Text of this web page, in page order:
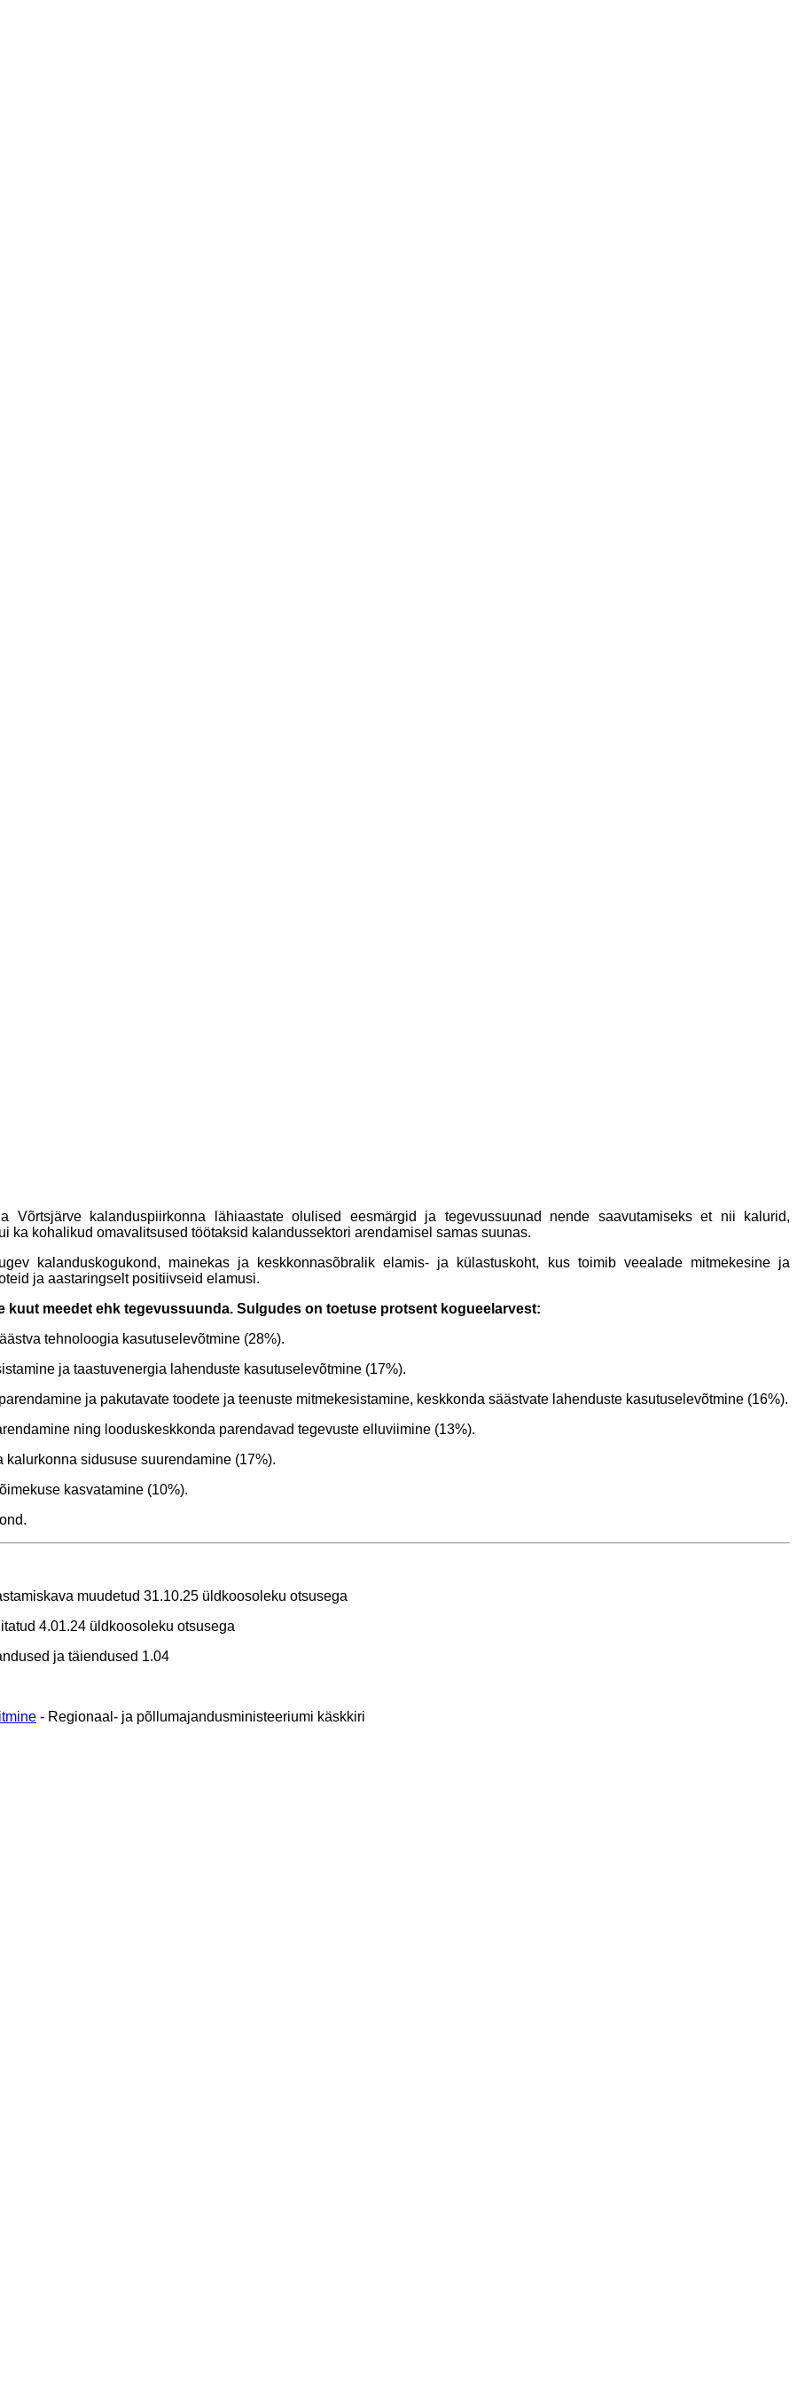
Võrtsjärve kalanduspiirkonna lähiaastate olulised eesmärgid ja tegevussuunad nende saavutamiseks et nii kalurid,
ka kohalikud omavalitsused töötaksid kalandussektori arendamisel samas suunas.
kalanduskogukond, mainekas ja keskkonnasõbralik elamis- ja külastuskoht, kus toimib veealade mitmekesine ja
ja aastaringselt positiivseid elamusi.
meedet ehk tegevussuunda. Sulgudes on toetuse protsent kogueelarvest:
tehnoloogia kasutuselevõtmine (28%).
ja taastuvenergia lahenduste kasutuselevõtmine (17%).
ja pakutavate toodete ja teenuste mitmekesistamine, keskkonda säästvate lahenduste kasutuselevõtmine (16%).
ning looduskeskkonda parendavad tegevuste elluviimine (13%).
sidususe suurendamine (17%).
kasvatamine (10%).
muudetud 31.10.25 üldkoosoleku otsusega
4.01.24 üldkoosoleku otsusega
ja täiendused 1.04
- Regionaal- ja põllumajandusministeeriumi käskkiri